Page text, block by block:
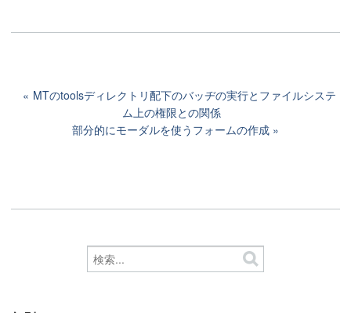
MTのtoolsディレクトリ配下のバッヂの実行とファイルシステ
ム上の権限との関係
部分的にモーダルを使うフォームの作成